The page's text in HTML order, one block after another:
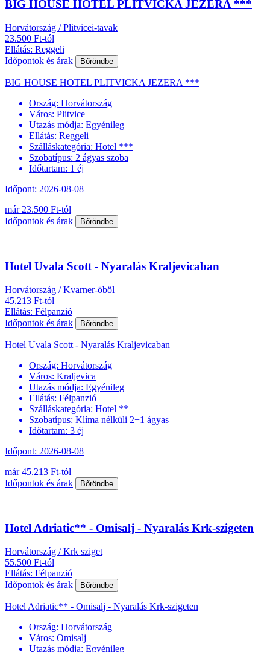
BIG HOUSE HOTEL PLITVICKA JEZERA ***
Horvátország / Plitvicei-tavak
23.500 Ft-tól
Ellátás: Reggeli
Időpontok és árak
Bőröndbe
BIG HOUSE HOTEL PLITVICKA JEZERA ***
Ország: Horvátország
Város: Plitvice
Utazás módja: Egyénileg
Ellátás: Reggeli
Szálláskategória: Hotel ***
Szobatípus: 2 ágyas szoba
Időtartam: 1 éj
Időpont: 2026-08-08
már 23.500 Ft-tól
Időpontok és árak
Bőröndbe
Hotel Uvala Scott - Nyaralás Kraljevicaban
Horvátország / Kvarner-öböl
45.213 Ft-tól
Ellátás: Félpanzió
Időpontok és árak
Bőröndbe
Hotel Uvala Scott - Nyaralás Kraljevicaban
Ország: Horvátország
Város: Kraljevica
Utazás módja: Egyénileg
Ellátás: Félpanzió
Szálláskategória: Hotel **
Szobatípus: Klíma nélküli 2+1 ágyas
Időtartam: 3 éj
Időpont: 2026-08-08
már 45.213 Ft-tól
Időpontok és árak
Bőröndbe
Hotel Adriatic** - Omisalj - Nyaralás Krk-szigeten
Horvátország / Krk sziget
55.500 Ft-tól
Ellátás: Félpanzió
Időpontok és árak
Bőröndbe
Hotel Adriatic** - Omisalj - Nyaralás Krk-szigeten
Ország: Horvátország
Város: Omisalj
Utazás módja: Egyénileg